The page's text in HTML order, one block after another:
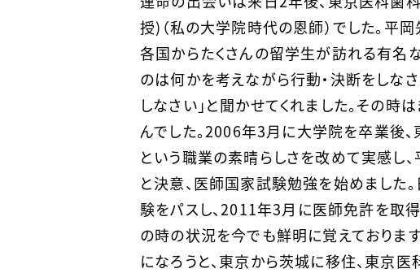
授)（私の大学院時代の恩師）でした。平
各国からたくさんの留学生が訪れる有名
のは何かを考えながら行動・決断をしなさ
しなさい」と聞かせてくれました。その
んでした。2006年3月に大学院を卒業後
という職業の素晴らしさを改めて実感し
と決意、医師国家試験勉強を始めました
験をパスし、2011年3月に医師免許を取得
の時の状況を今でも鮮明に覚えておりま
になろうと、東京から茨城に移住、東京